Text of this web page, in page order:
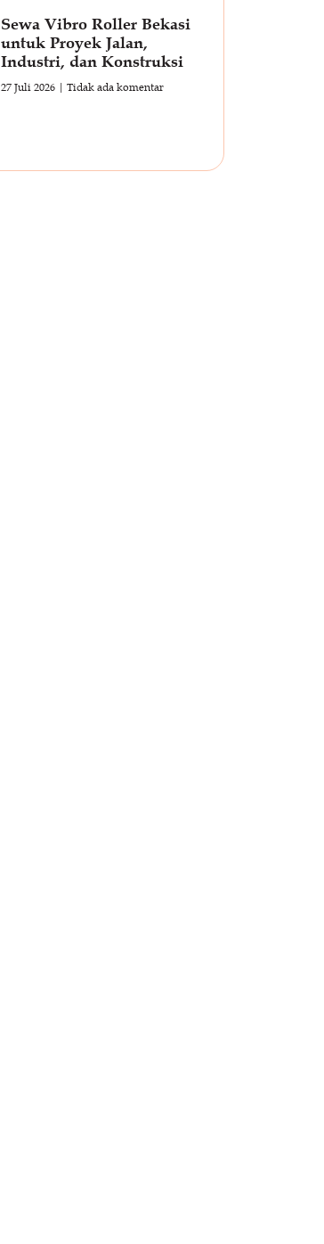
Sewa Vibro Roller Bekasi
untuk Proyek Jalan,
Industri, dan Konstruksi
27 Juli 2026 Tidak ada komentar